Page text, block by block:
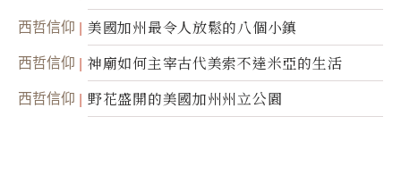
西哲信仰 美國加州最令人放鬆的八個小鎮
西哲信仰 神廟如何主宰古代美索不達米亞的生活
西哲信仰 野花盛開的美國加州州立公園